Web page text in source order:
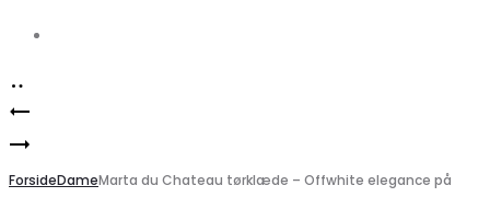
Product
navigation
ONLTHILLE
PIECES
Dame
ForsideDameMarta du Chateau tørklæde – Offwhite elegance på